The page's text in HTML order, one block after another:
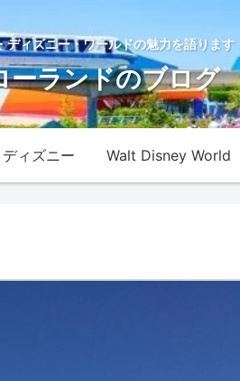
ディズニー・ワールドの魅力を語ります
ーランドのブログ
ィズニー Walt Disney World